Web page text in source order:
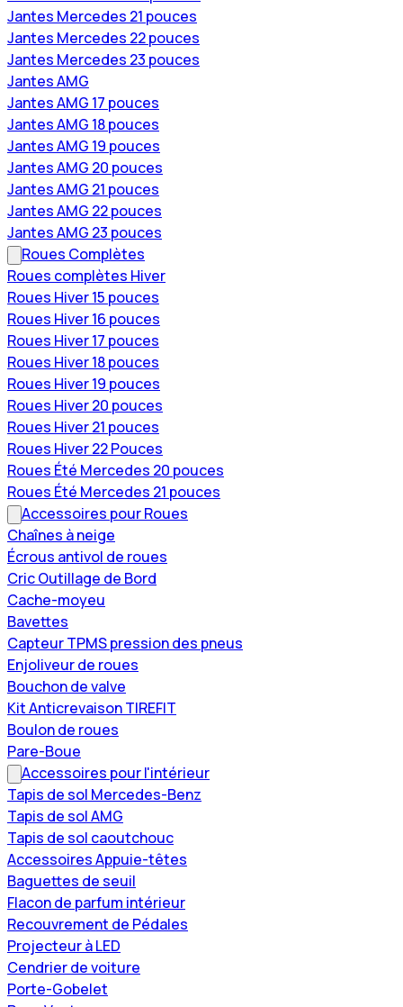
Jantes Mercedes 21 pouces
Jantes Mercedes 22 pouces
Jantes Mercedes 23 pouces
Jantes AMG
Jantes AMG 17 pouces
Jantes AMG 18 pouces
Jantes AMG 19 pouces
Jantes AMG 20 pouces
Jantes AMG 21 pouces
Jantes AMG 22 pouces
Jantes AMG 23 pouces
Roues Complètes
Roues complètes Hiver
Roues Hiver 15 pouces
Roues Hiver 16 pouces
Roues Hiver 17 pouces
Roues Hiver 18 pouces
Roues Hiver 19 pouces
Roues Hiver 20 pouces
Roues Hiver 21 pouces
Roues Hiver 22 Pouces
Roues Été Mercedes 20 pouces
Roues Été Mercedes 21 pouces
Accessoires pour Roues
Chaînes à neige
Écrous antivol de roues
Cric Outillage de Bord
Cache-moyeu
Bavettes
Capteur TPMS pression des pneus
Enjoliveur de roues
Bouchon de valve
Kit Anticrevaison TIREFIT
Boulon de roues
Pare-Boue
Accessoires pour l'intérieur
Tapis de sol Mercedes-Benz
Tapis de sol AMG
Tapis de sol caoutchouc
Accessoires Appuie-têtes
Baguettes de seuil
Flacon de parfum intérieur
Recouvrement de Pédales
Projecteur à LED
Cendrier de voiture
Porte-Gobelet